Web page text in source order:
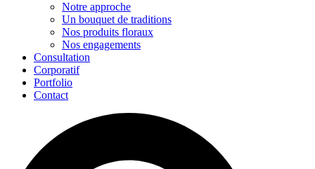
Notre approche​
Un bouquet de traditions
Nos produits floraux
Nos engagements
Consultation
Corporatif
Portfolio
Contact